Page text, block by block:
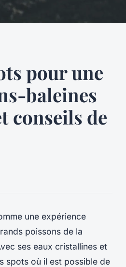
pour une
baleines
conseils de
une expérience
poissons de la
ses eaux cristallines et
spots où il est possible de